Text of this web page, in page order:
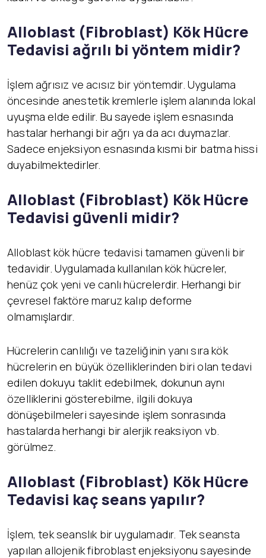
Alloblast (Fibroblast) Kök Hücre
Tedavisi ağrılı bi yöntem midir?
İşlem ağrısız ve acısız bir yöntemdir. Uygulama
öncesinde anestetik kremlerle işlem alanında lokal
uyuşma elde edilir. Bu sayede işlem esnasında
hastalar herhangi bir ağrı ya da acı duymazlar.
Sadece enjeksiyon esnasında kısmi bir batma hissi
duyabilmektedirler.
Alloblast (Fibroblast) Kök Hücre
Tedavisi güvenli midir?
Alloblast kök hücre tedavisi tamamen güvenli bir
tedavidir. Uygulamada kullanılan kök hücreler,
henüz çok yeni ve canlı hücrelerdir. Herhangi bir
çevresel faktöre maruz kalıp deforme
olmamışlardır.
Hücrelerin canlılığı ve tazeliğinin yanı sıra kök
hücrelerin en büyük özelliklerinden biri olan tedavi
edilen dokuyu taklit edebilmek, dokunun aynı
özelliklerini gösterebilme, ilgili dokuya
dönüşebilmeleri sayesinde işlem sonrasında
hastalarda herhangi bir alerjik reaksiyon vb.
görülmez.
Alloblast (Fibroblast) Kök Hücre
Tedavisi kaç seans yapılır?
İşlem, tek seanslık bir uygulamadır. Tek seansta
yapılan allojenik fibroblast enjeksiyonu sayesinde